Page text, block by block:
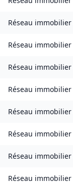
Réseau immobilier
Réseau immobilier
Réseau immobilier
Réseau immobilier
Réseau immobilier
Réseau immobilier
Réseau immobilier
Réseau immobilier